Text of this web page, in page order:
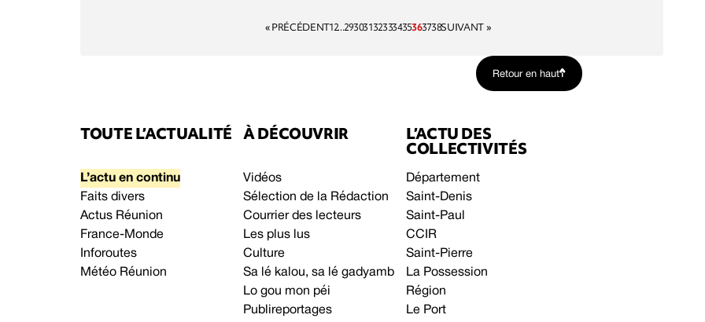
« PRÉCÉDENT12...29303132333435363738SUIVANT »
Retour en haut
TOUTE L’ACTUALITÉ
L’actu en continu
Faits divers
Actus Réunion
France-Monde
Inforoutes
Météo Réunion
À DÉCOUVRIR
Vidéos
Sélection de la Rédaction
Courrier des lecteurs
Les plus lus
Culture
Sa lé kalou, sa lé gadyamb
Lo gou mon péi
Publireportages
L’ACTU DES
COLLECTIVITÉS
Département
Saint-Denis
Saint-Paul
CCIR
Saint-Pierre
La Possession
Région
Le Port